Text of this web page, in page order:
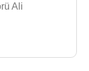
Ali